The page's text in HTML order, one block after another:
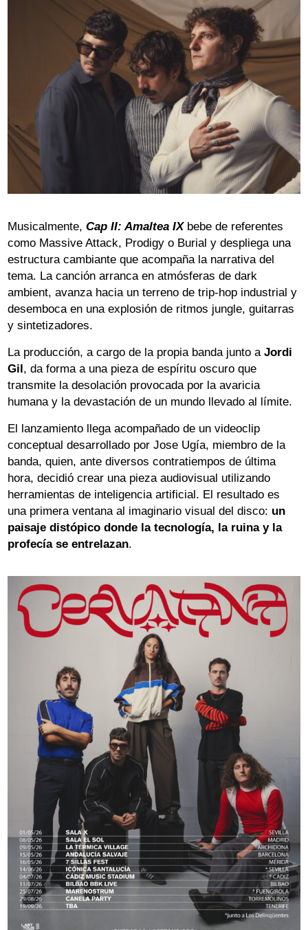
Musicalmente,Cap II: Amaltea IXbebe de referentes
como Massive Attack, Prodigy o Burial y despliega una
estructura cambiante que acompaña la narrativa del
tema. La canción arranca en atmósferas de dark
ambient, avanza hacia un terreno de trip-hop industrial y
desemboca en una explosión de ritmos jungle, guitarras
y sintetizadores.
La producción, a cargo de la propia banda junto aJordi
Gil, da forma a una pieza de espíritu oscuro que
transmite la desolación provocada por la avaricia
humana y la devastación de un mundo llevado al límite.
El lanzamiento llega acompañado de un videoclip
conceptual desarrollado por Jose Ugía, miembro de la
banda, quien, ante diversos contratiempos de última
hora, decidió crear una pieza audiovisual utilizando
herramientas de inteligencia artificial. El resultado es
una primera ventana al imaginario visual del disco: un
paisaje distópico donde la tecnología, la ruina y la
profecía se entrelazan.